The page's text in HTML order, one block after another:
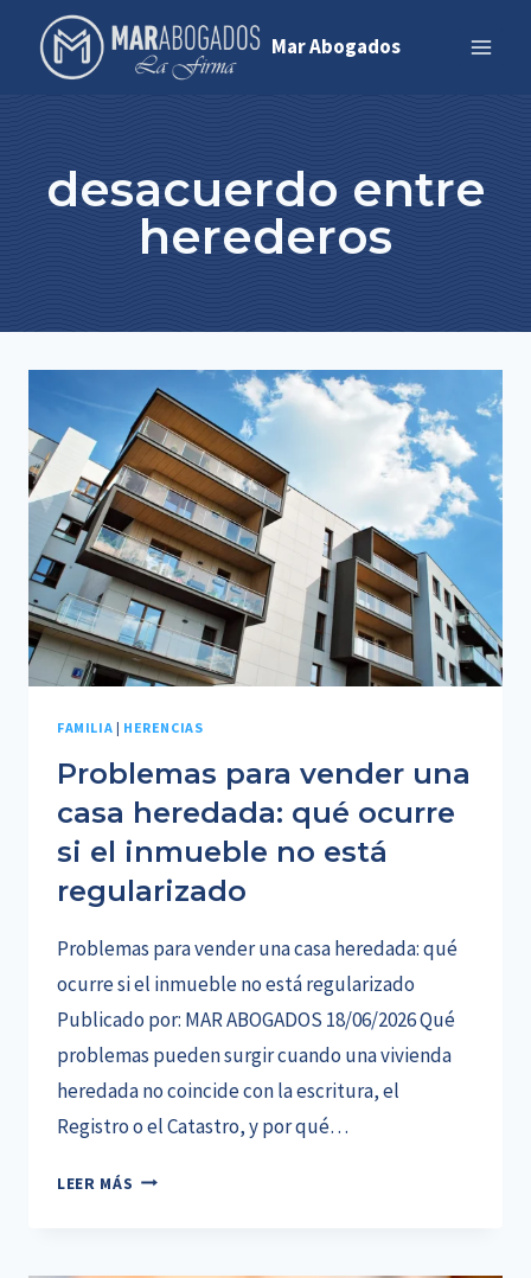
contenido
Mar Abogados
desacuerdo entre
herederos
FAMILIA | HERENCIAS
Problemas para vender una
casa heredada: qué ocurre
si el inmueble no está
regularizado
Problemas para vender una casa heredada: qué
ocurre si el inmueble no está regularizado
Publicado por: MAR ABOGADOS 18/06/2026 Qué
problemas pueden surgir cuando una vivienda
heredada no coincide con la escritura, el
Registro o el Catastro, y por qué…
LEER MÁS PROBLEMAS